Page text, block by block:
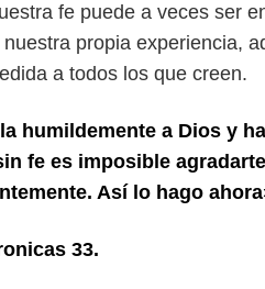
fe puede a veces ser
propia experiencia,
a todos los que creen.
humildemente a Dios y
fe es imposible
Así lo hago
33.